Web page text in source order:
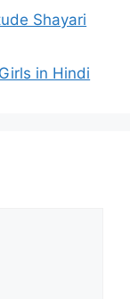
Shayari
in Hindi